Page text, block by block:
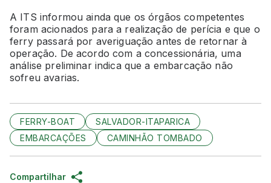
A ITS informou ainda que os órgãos competentes
foram acionados para a realização de perícia e que o
ferry passará por averiguação antes de retornar à
operação. De acordo com a concessionária, uma
análise preliminar indica que a embarcação não
sofreu avarias.
FERRY-BOAT
SALVADOR-ITAPARICA
EMBARCAÇÕES
CAMINHÃO TOMBADO
Compartilhar